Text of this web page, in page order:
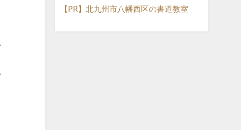
【PR】北九州市八幡西区の書道教室